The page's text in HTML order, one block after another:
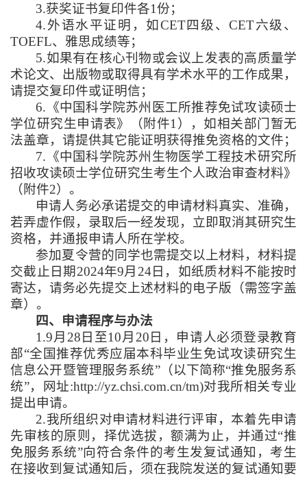
3.获奖证书复印件各1份；
4.外语水平证明，如 CET四级、CET六级、
TOEFL、雅思成绩等；
5.如果有在核心刊物或会议上发表的高质量学
术论文、出版物或取得具有学术水平的工作成果，
请提交复印件或证明信；
6. 《中国科学院苏州医工所推荐免试攻读硕士
学位研究生申请表》（附件1 ），如相关部门暂无
法盖章，请提供其它能证明获得推免资格的文件；
7. 《中国科学院苏州生物医学工程技术研究所
招收攻读硕士学位研究生考生个人政治审查材料》
（附件2） 。
申请人务必承诺提交的申请材料真实、准确，
若弄虚作假，录取后一经发现，立即取消其研究生
资格，并通报申请人所在学校。
参加夏令营的同学也需提交以上材料，材料提
交截止日期 2024年9月 24日，如纸质材料不能按时
寄达，请务必先提交上述材料的电子版（需签字盖
章）。
四、申请程序与办法
1.9月 28 日至10月 20 日，申请人必须登录教育
部“全国推荐优秀应届本科毕业生免试攻读研究生
信息公开暨管理服务系统”（以下简称“推免服务系
统”，网址:http://yz.chsi.com.cn/tm)对我所相关专业
提出申请。
2.我所组织对申请材料进行评审，本着先申请
先审核的原则，择优选拔，额满为止，并通过“推
免服务系统”向符合条件的考生发复试通知，考生
在接收到复试通知后，须在我院发送的复试通知要